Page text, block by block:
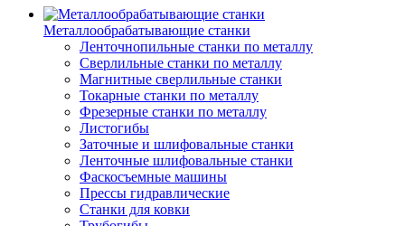
Металлообрабатывающие станки
Ленточнопильные станки по металлу
Сверлильные станки по металлу
Магнитные сверлильные станки
Токарные станки по металлу
Фрезерные станки по металлу
Листогибы
Заточные и шлифовальные станки
Ленточные шлифовальные станки
Фаскосъемные машины
Прессы гидравлические
Станки для ковки